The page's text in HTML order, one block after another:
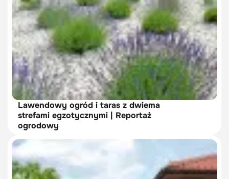
Lawendowy ogród i taras z dwiema
strefami egzotycznymi | Reportaż
ogrodowy